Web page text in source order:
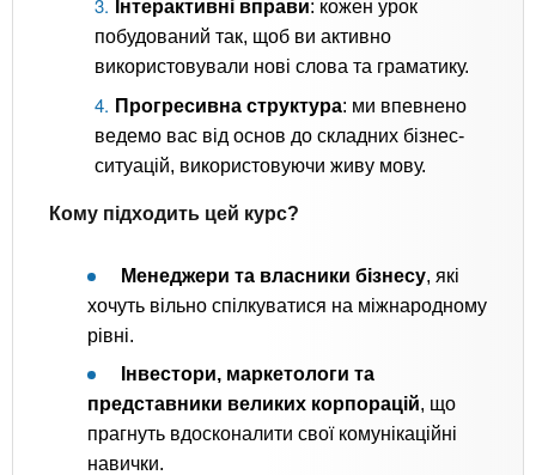
Інтерактивні вправи: кожен урок
побудований так, щоб ви активно
використовували нові слова та граматику.
Прогресивна структура: ми впевнено
ведемо вас від основ до складних бізнес-
ситуацій, використовуючи живу мову.
Кому підходить цей курс?
Менеджери та власники бізнесу, які
хочуть вільно спілкуватися на міжнародному
рівні.
Інвестори, маркетологи та
представники великих корпорацій, що
прагнуть вдосконалити свої комунікаційні
навички.